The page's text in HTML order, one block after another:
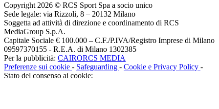
Copyright 2026 © RCS Sport Spa a socio unico
Sede legale: via Rizzoli, 8 – 20132 Milano
Soggetta ad attività di direzione e coordinamento di RCS
MediaGroup S.p.A.
Capitale Sociale € 100.000 – C.F./P.IVA/Registro Imprese di Milano
09597370155 - R.E.A. di Milano 1302385
Per la pubblicità: CAIRORCS MEDIA
Preferenze sui cookie - Safeguarding - Cookie e Privacy Policy -
Stato del consenso ai cookie: